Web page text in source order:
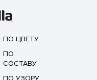
ПО ЦВЕТУ
ПО
СОСТАВУ